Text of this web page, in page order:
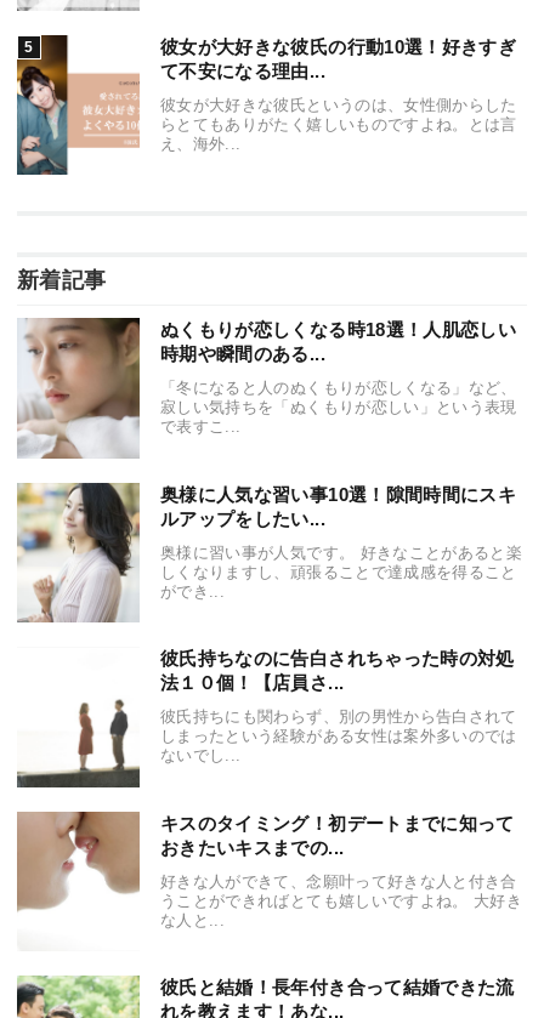
彼女が大好きな彼氏の行動10選！好きすぎ
て不安になる理由...
彼女が大好きな彼氏というのは、女性側からした
らとてもありがたく嬉しいものですよね。とは言
え、海外...
新着記事
ぬくもりが恋しくなる時18選！人肌恋しい
時期や瞬間のある...
「冬になると人のぬくもりが恋しくなる」など、
寂しい気持ちを「ぬくもりが恋しい」という表現
で表すこ...
奥様に人気な習い事10選！隙間時間にスキ
ルアップをしたい...
奥様に習い事が人気です。 好きなことがあると楽
しくなりますし、頑張ることで達成感を得ること
ができ...
彼氏持ちなのに告白されちゃった時の対処
法１０個！【店員さ...
彼氏持ちにも関わらず、別の男性から告白されて
しまったという経験がある女性は案外多いのでは
ないでし...
キスのタイミング！初デートまでに知って
おきたいキスまでの...
好きな人ができて、念願叶って好きな人と付き合
うことができればとても嬉しいですよね。 大好き
な人と...
彼氏と結婚！長年付き合って結婚できた流
れを教えます！あな...